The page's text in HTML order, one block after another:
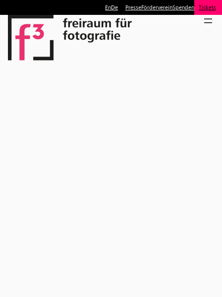
EnDe PresseFördervereinSpenden Tickets